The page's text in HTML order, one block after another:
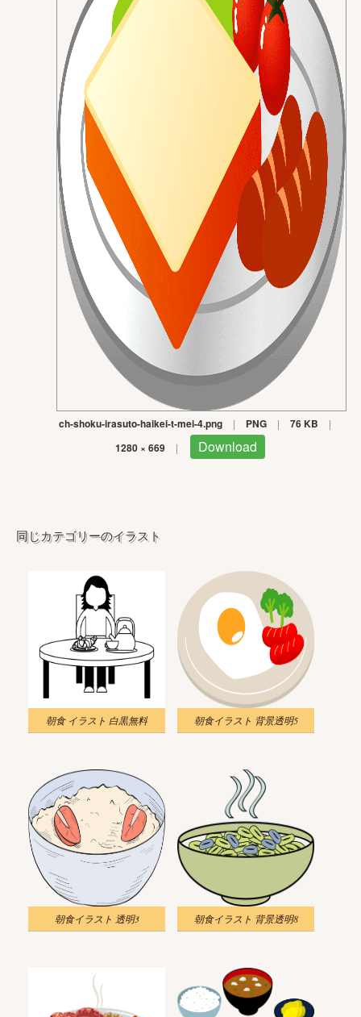
ch-shoku-irasuto-haikei-t-mei-4.png | PNG | 76 KB |
1280 × 669 | Download
同じカテゴリーのイラスト
朝食 イラスト 白黒無料 朝食イラスト 背景透明5
朝食イラスト 透明3 朝食イラスト 背景透明8